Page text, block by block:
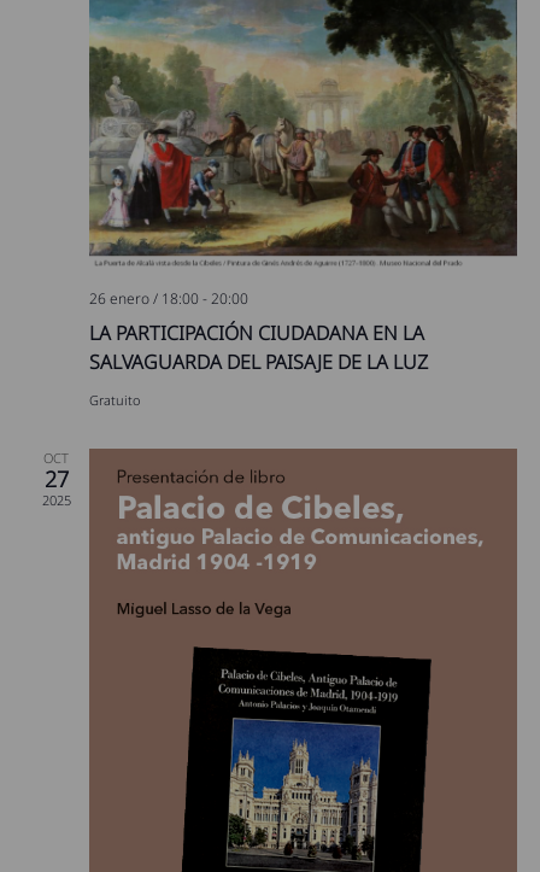
26 enero / 18:00-20:00
LA PARTICIPACIÓN CIUDADANA EN LA
SALVAGUARDA DEL PAISAJE DE LA LUZ
Gratuito
OCT
27
2025